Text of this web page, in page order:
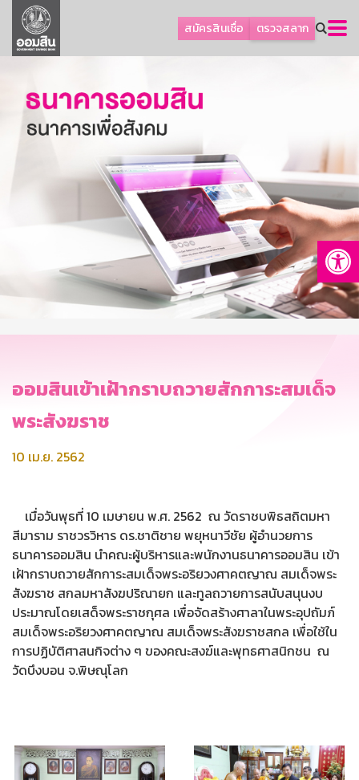
สมัครสินเชื่อ ตรวจสลาก
ลูกค้าธุรกิจ
ลูกค้าผู้ประกอบรายย่อย
ออมเพื่อสุข
เกี่ยวกับธนาคาร
การพัฒนาที่ยั่งยืน
บริการทางการเงิน
ติดต่อเรา
บริการออนไลน์
TH
EN
ออมสินเข้าเฝ้ากราบถวายสักการะสมเด็จ
พระสังฆราช
10 เม.ย. 2562
เมื่อวันพุธที่ 10 เมษายน พ.ศ. 2562 ณ วัดราชบพิธสถิตมหา
สีมาราม ราชวรวิหาร ดร.ชาติชาย พยุหนาวีชัย ผู้อำนวยการ
ธนาคารออมสิน นำคณะผู้บริหารและพนักงานธนาคารออมสิน เข้า
เฝ้ากราบถวายสักการะสมเด็จพระอริยวงศาคตญาณ สมเด็จพระ
สังฆราช สกลมหาสังฆปริณายก และทูลถวายการสนับสนุนงบ
ประมาณโดยเสด็จพระราชกุศล เพื่อจัดสร้างศาลาในพระอุปถัมภ์
สมเด็จพระอริยวงศาคตญาณ สมเด็จพระสังฆราชสกล เพื่อใช้ใน
การปฏิบัติศาสนกิจต่าง ๆ ของคณะสงฆ์และพุทธศาสนิกชน ณ
วัดบึงบอน จ.พิษณุโลก